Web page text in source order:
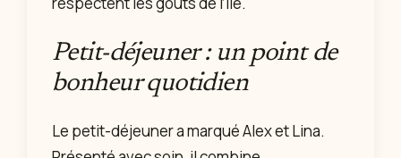
Petit-déjeuner : un point de
bonheur quotidien
Le petit-déjeuner a marqué Alex et Lina.